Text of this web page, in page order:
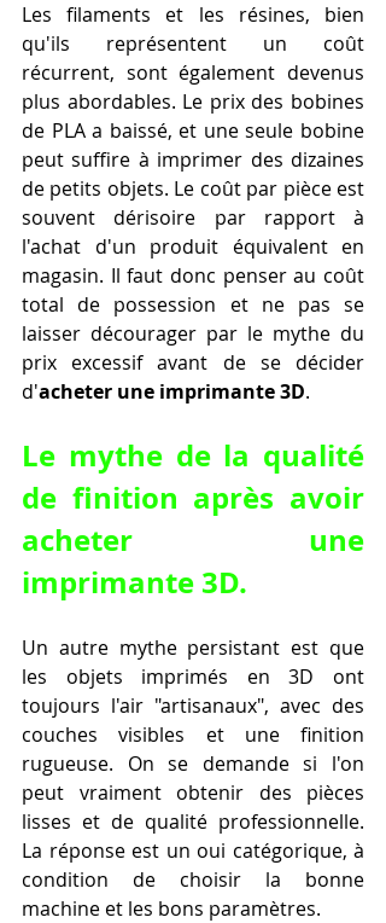
Les filaments et les résines, bien
qu'ils représentent un coût
récurrent, sont également devenus
plus abordables. Le prix des bobines
de PLA a baissé, et une seule bobine
peut suffire à imprimer des dizaines
de petits objets. Le coût par pièce est
souvent dérisoire par rapport à
l'achat d'un produit équivalent en
magasin. Il faut donc penser au coût
total de possession et ne pas se
laisser décourager par le mythe du
prix excessif avant de se décider
d'acheter une imprimante 3D.
Le mythe de la qualité
de finition après avoir
acheter une
imprimante 3D.
Un autre mythe persistant est que
les objets imprimés en 3D ont
toujours l'air "artisanaux", avec des
couches visibles et une finition
rugueuse. On se demande si l'on
peut vraiment obtenir des pièces
lisses et de qualité professionnelle.
La réponse est un oui catégorique, à
condition de choisir la bonne
machine et les bons paramètres.